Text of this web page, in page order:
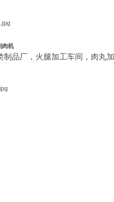
肉机
品厂，火腿加工车间，肉丸